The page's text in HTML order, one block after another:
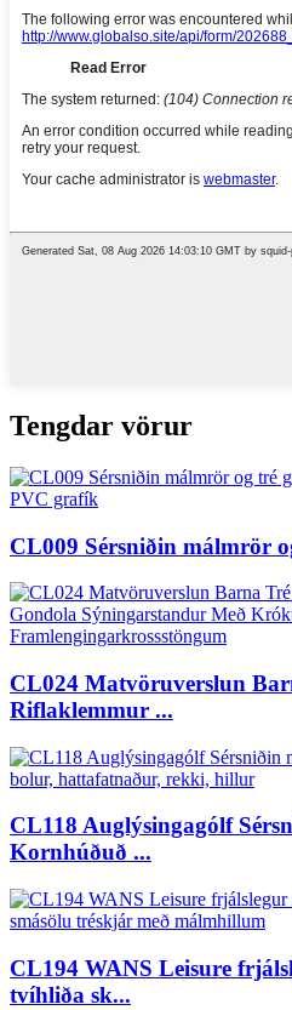
Tengdar vörur
CL009 Sérsniðin málmrör
CL024 Matvöruverslun
Riflaklemmur ...
CL118 Auglýsingagólf
Kornhúðuð ...
CL194 WANS Leisure
tvíhliða sk...